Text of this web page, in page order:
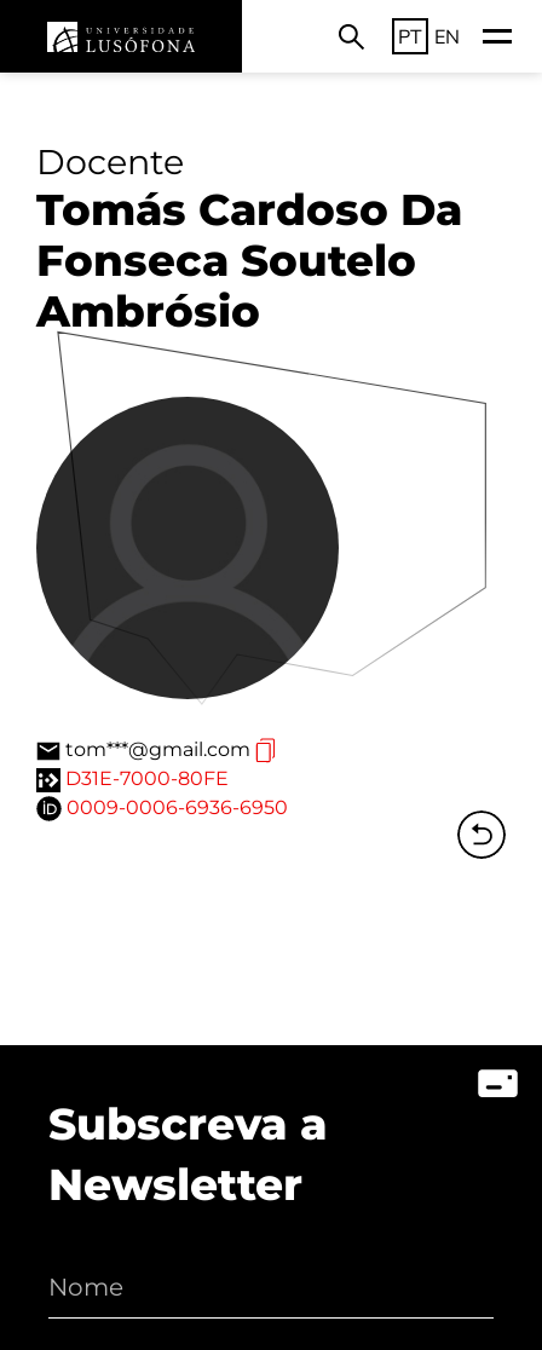
PT EN
Docente
Tomás Cardoso Da
Fonseca Soutelo
Ambrósio
tom***@gmail.com
D31E-7000-80FE
0009-0006-6936-6950
Subscreva a
Newsletter